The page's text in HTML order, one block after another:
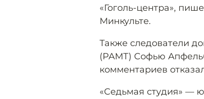
«Гоголь-центра»,
Минкульте.
Также следователи
(РАМТ) Софью
комментариев
«Седьмая студия» —